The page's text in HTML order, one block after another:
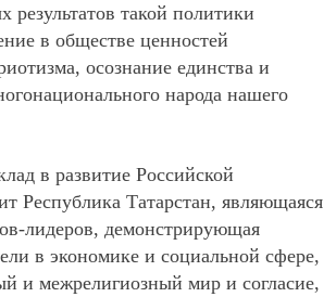
такой политики
в обществе ценностей
осознание единства и
народа нашего
в развитие Российской
Республика Татарстан, являющаяся
лидеров, демонстрирующая
в экономике и социальной сфере,
и межрелигиозный мир и согласие,